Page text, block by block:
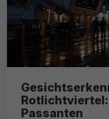
Passanten